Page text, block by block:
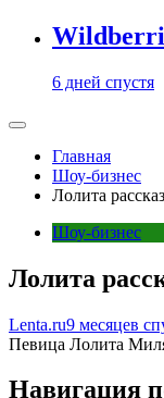
6 дней спустя
Главная
Шоу-бизнес
Лолита
Шоу-бизнес
Лолита
Lenta.ru9 месяцев
Певица Лолита
Навигация